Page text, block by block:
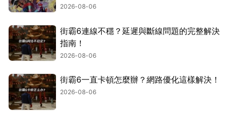
2026-08-06
街霸6連線不穩？延遲與斷線問題的完整解決
指南！
2026-08-06
街霸6一直卡頓怎麼辦？網路優化這樣解決！
2026-08-06